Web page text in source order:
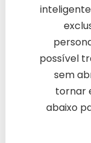
possível
sem
tornar
abaixo